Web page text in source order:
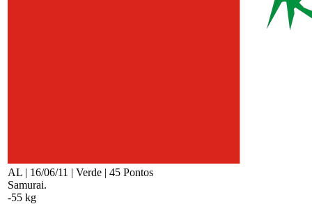
AL | 16/06/11 | Verde | 45 Pontos
Samurai.
-55 kg